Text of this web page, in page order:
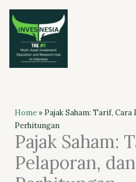
Skip
content
Home» Pajak Saham: Tarif,
Perhitungan
Pajak Saham:
Pelaporan,